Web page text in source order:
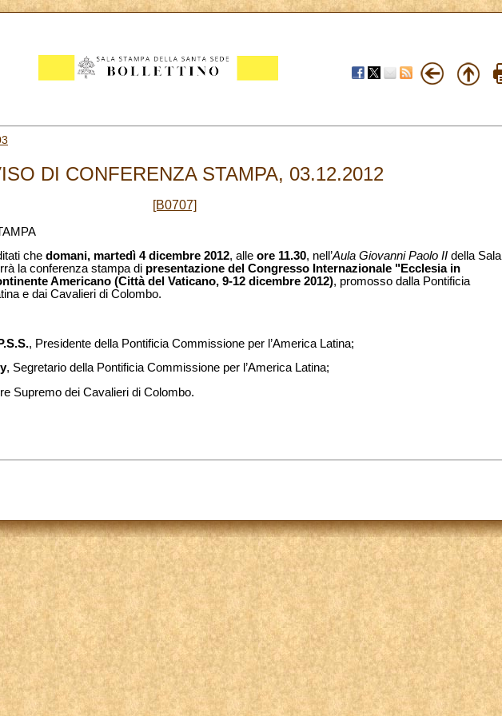
DI CONFERENZA STAMPA, 03.12.2012
[B0707]
che domani, martedì 4 dicembre 2012, alle ore 11.30, nell’Aula Giovanni Paolo II della Sala
la conferenza stampa di presentazione del Congresso Internazionale "Ecclesia in
Americano (Città del Vaticano, 9-12 dicembre 2012), promosso dalla Pontificia
e dai Cavalieri di Colombo.
, Presidente della Pontificia Commissione per l’America Latina;
, Segretario della Pontificia Commissione per l’America Latina;
Supremo dei Cavalieri di Colombo.